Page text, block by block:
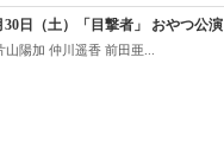
30日（土）「目撃者」 おやつ公演
山陽加 仲川遥香 前田亜...